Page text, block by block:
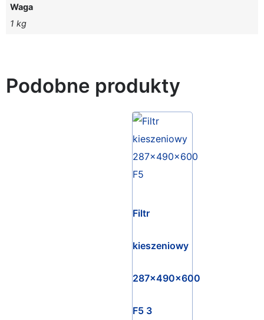
Waga
1 kg
Podobne produkty
Filtr
kieszeniowy
287x490x600
F5 3